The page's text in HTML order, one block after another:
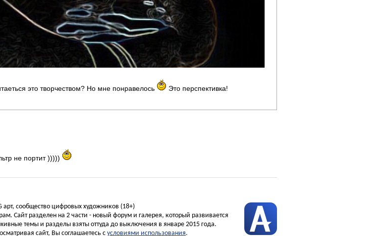
это творчеством? Но мне понравелось Это перспективка!
не портит )))))
сообщество цифровых художников (18+)
Сайт разделен на 2 части - новый форум и галерея, который развивается
темы и разделы взяты оттуда до выключения в январе 2015 года.
сайт, Вы соглашаетесь с условиями использования.